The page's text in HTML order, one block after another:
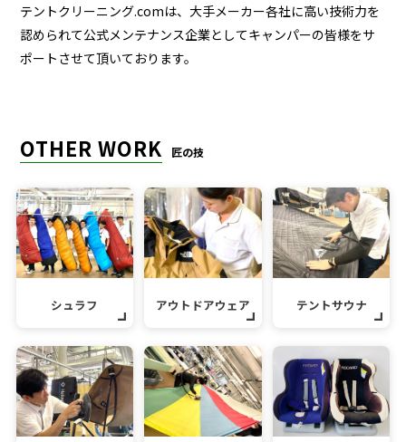
テントクリーニング.comは、大手メーカー各社に高い技術力を
認められて公式メンテナンス企業としてキャンパーの皆様をサ
ポートさせて頂いております。
OTHER WORK 匠の技
シュラフ アウトドアウェア テントサウナ